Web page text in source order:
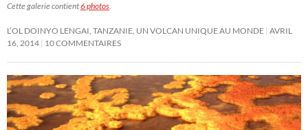
Cette galerie contient6 photos.
L’OL DOINYO LENGAI, TANZANIE, UN VOLCAN UNIQUE AU MONDE AVRIL
16, 2014 10 COMMENTAIRES